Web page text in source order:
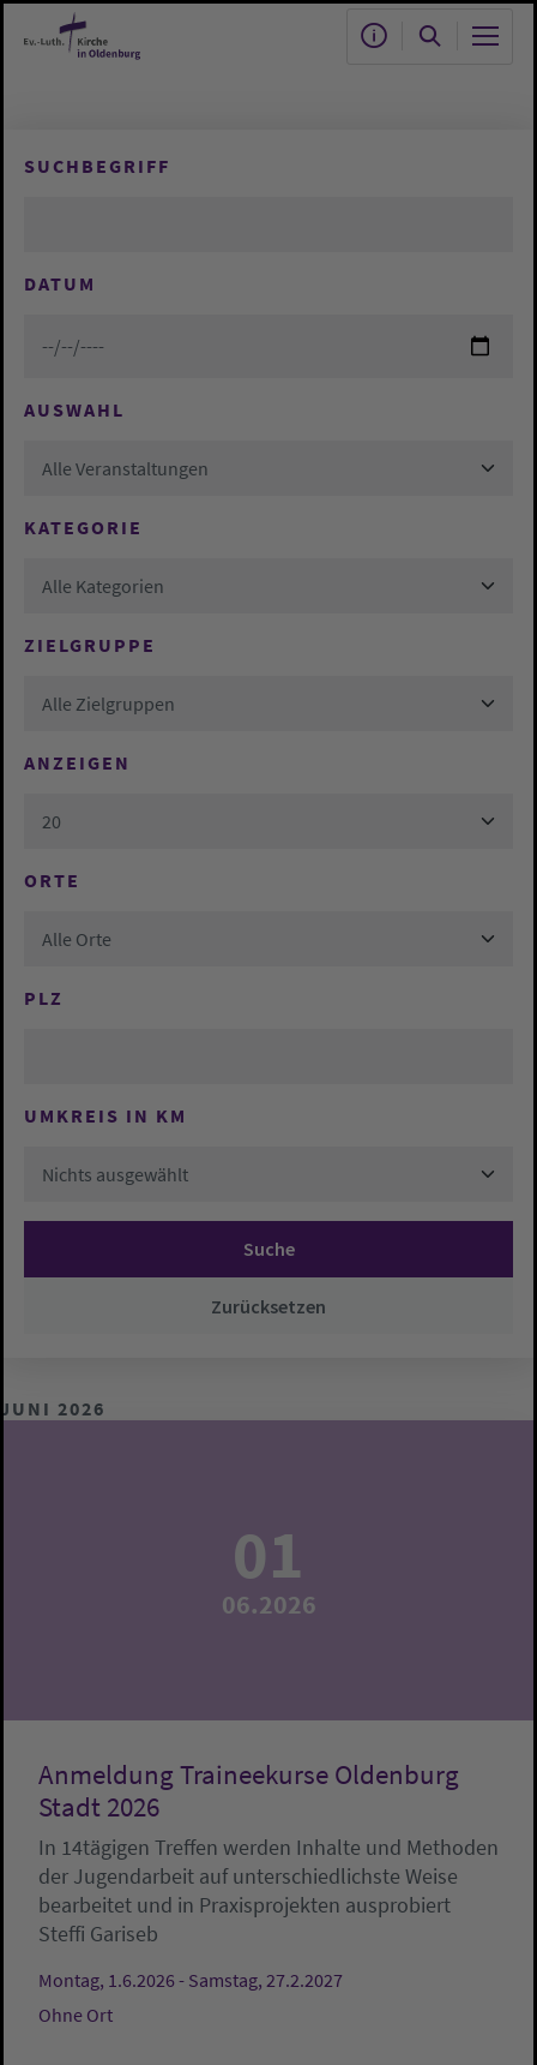
Zum Hauptinhalt springen
SUCHBEGRIFF
DATUM
AUSWAHL
Alle Veranstaltungen
KATEGORIE
Alle Kategorien
ZIELGRUPPE
Alle Zielgruppen
ANZEIGEN
20
ORTE
Alle Orte
PLZ
UMKREIS IN KM
Nichts ausgewählt
Suche
Zurücksetzen
JUNI 2026
01
06.2026
Anmeldung Traineekurse Oldenburg
Stadt 2026
In 14tägigen Treffen werden Inhalte und Methoden
der Jugendarbeit auf unterschiedlichste Weise
bearbeitet und in Praxisprojekten ausprobiert
Steffi Gariseb
Montag, 1.6.2026 - Samstag, 27.2.2027
Ohne Ort